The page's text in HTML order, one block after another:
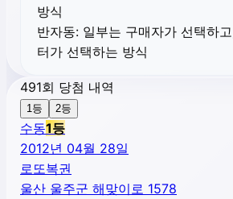
방식
반자동: 일부는 구매자가 선택하
터가 선택하는 방식
491회 당첨 내역
1등 2등
수동1등
2012년 04월 28일
로또복권
울산 울주군 해맞이로 1578